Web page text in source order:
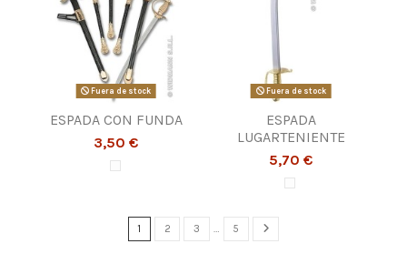
Fuera de stock
ESPADA CON FUNDA
3,50 €
Fuera de stock
ESPADA
LUGARTENIENTE
5,70 €
1 2 3 … 5